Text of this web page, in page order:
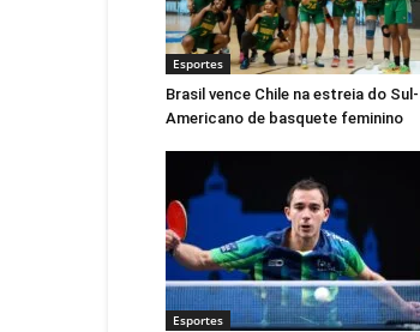
Esportes
Brasil vence Chile na estreia do Sul-
Americano de basquete feminino
Esportes